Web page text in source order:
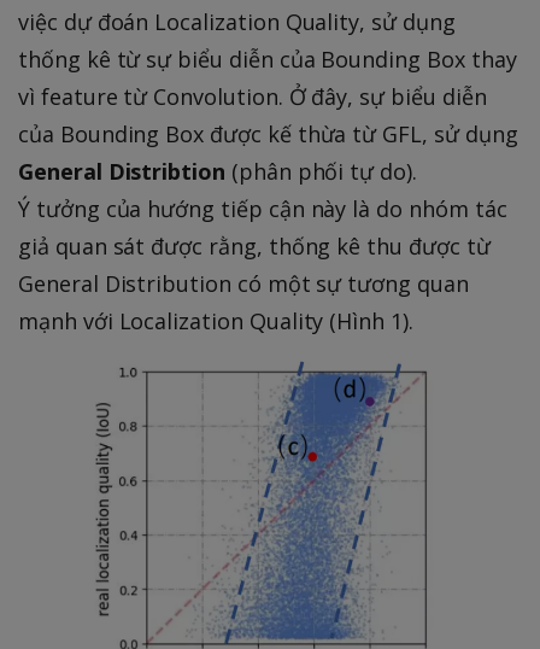
việc dự đoán Localization Quality, sử dụng
thống kê từ sự biểu diễn của Bounding Box thay
vì feature từ Convolution. Ở đây, sự biểu diễn
của Bounding Box được kế thừa từ GFL, sử dụng
General Distribtion (phân phối tự do).
Ý tưởng của hướng tiếp cận này là do nhóm tác
giả quan sát được rằng, thống kê thu được từ
General Distribution có một sự tương quan
mạnh với Localization Quality (Hình 1).